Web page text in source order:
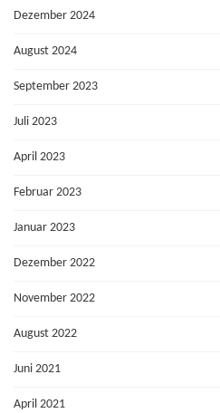
Dezember 2024
August 2024
September 2023
Juli 2023
April 2023
Februar 2023
Januar 2023
Dezember 2022
November 2022
August 2022
Juni 2021
April 2021